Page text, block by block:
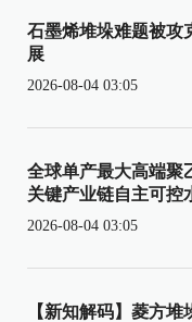
石墨烯堆垛难题被攻
展
2026-08-04 03:05
全球单产最大高端聚
关键产业链自主可控
2026-08-04 03:05
【新知解码】菱方堆